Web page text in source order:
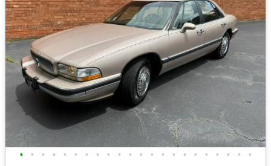
• • • • • • • • • • • • • • • • • • • • • •